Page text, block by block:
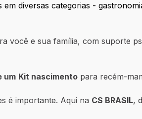
diversas categorias -
você e sua família, com suporte
um Kit nascimento para recém-
é importante. Aqui na CS BRASIL,